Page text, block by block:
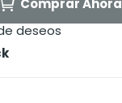
Comprar Ahora
deseos